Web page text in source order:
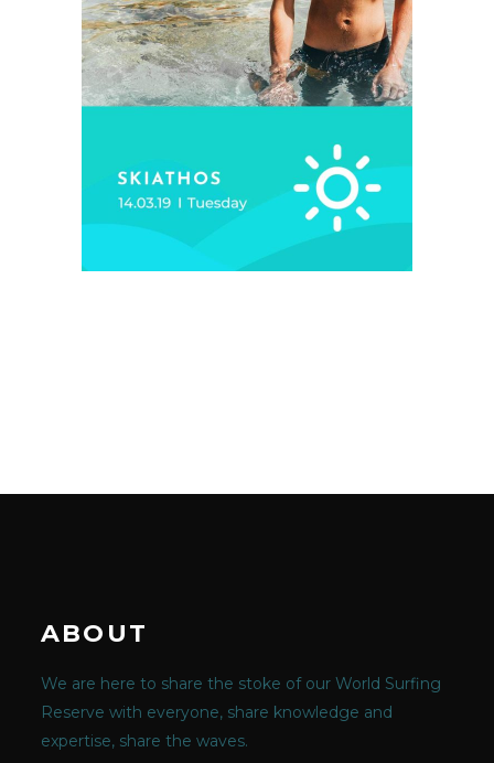
ABOUT
We are here to share the stoke of our World Surfing
Reserve with everyone, share knowledge and
expertise, share the waves.